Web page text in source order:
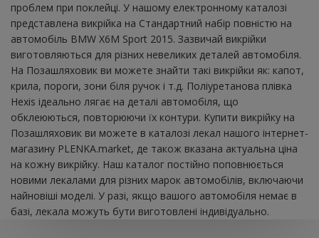
проблем при поклейці. У нашому електронному каталозі
представлена ​​викрійка на Стандартний набір повністю на
автомобіль BMW X6M Sport 2015. Зазвичай викрійки
виготовляються для різних невеликих деталей автомобіля.
На Позашляховик ви можете знайти такі викрійки як: капот,
крила, пороги, зони біля ручок і т.д. Поліуретанова плівка
Hexis ідеально лягає на деталі автомобіля, що
обклеюються, повторюючи їх контури. Купити викрійку на
Позашляховик ви можете в каталозі лекал нашого інтернет-
магазину PLENKA.market, де також вказана актуальна ціна
на кожну викрійку. Наш каталог постійно поповнюється
новими лекалами для різних марок автомобілів, включаючи
найновіші моделі. У разі, якщо вашого автомобіля немає в
базі, лекала можуть бути виготовлені індивідуально.